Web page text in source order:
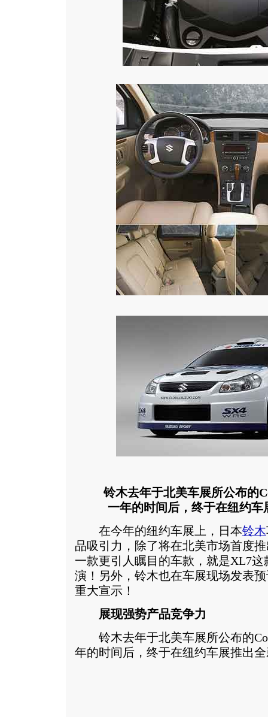
铃木去年于北美车展所公布的
一年的时间后，终于在纽约
在今年的纽约车展上，日本铃木
品吸引力，除了将在北美市场首度
一款更引人瞩目的车款，就是XL7
演！另外，铃木也在车展现场发表
重大宣示！
展现强势产品竞争力
铃木去年于北美车展所公布的
年的时间后，终于在纽约车展推出